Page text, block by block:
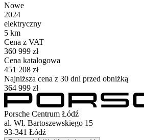
Nowe
2024
elektryczny
5 km
Cena z VAT
360 999 zł
Cena katalogowa
451 208 zł
Najniższa cena z 30 dni przed obniżką
364 999 zł
Porsche Centrum Łódź
al. Wł. Bartoszewskiego 15
93-341 Łódź